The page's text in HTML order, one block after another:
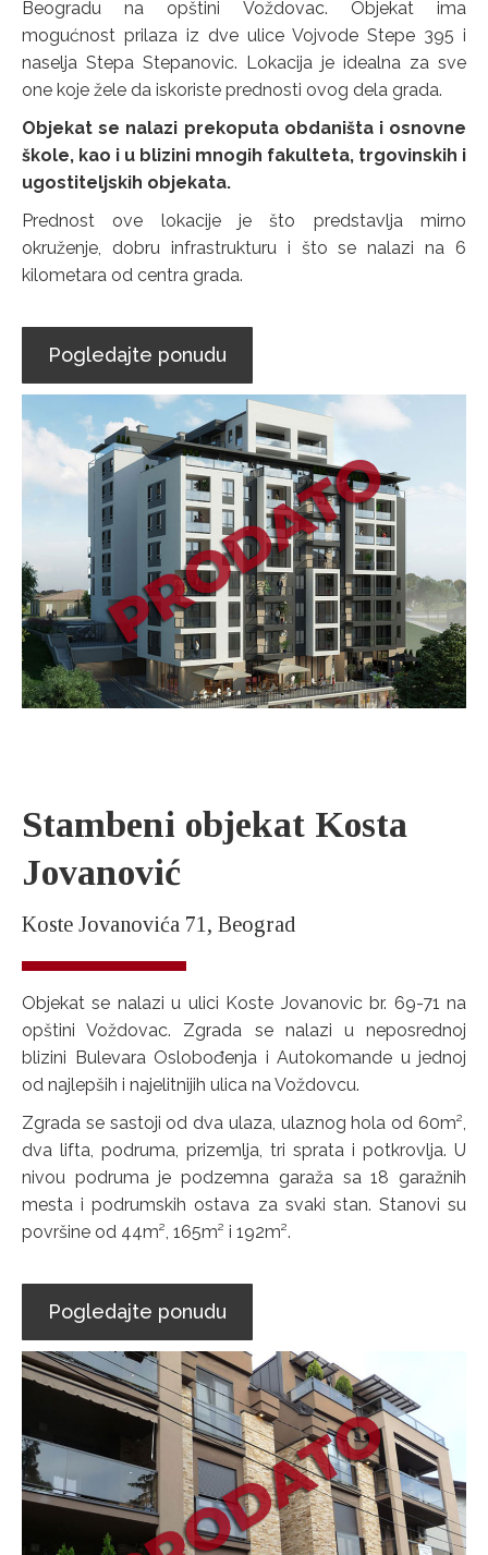
Beogradu na opštini Voždovac. Objekat ima
mogućnost prilaza iz dve ulice Vojvode Stepe 395 i
naselja Stepa Stepanovic. Lokacija je idealna za sve
one koje žele da iskoriste prednosti ovog dela grada.
Objekat se nalazi prekoputa obdaništa i osnovne
škole, kao i u blizini mnogih fakulteta, trgovinskih i
ugostiteljskih objekata.
Prednost ove lokacije je što predstavlja mirno
okruženje, dobru infrastrukturu i što se nalazi na 6
kilometara od centra grada.
Pogledajte ponudu
Stambeni objekat Kosta
Jovanović
Koste Jovanovića 71, Beograd
Objekat se nalazi u ulici Koste Jovanovic br. 69-71 na
opštini Voždovac. Zgrada se nalazi u neposrednoj
blizini Bulevara Oslobođenja i Autokomande u jednoj
od najlepših i najelitnijih ulica na Voždovcu.
Zgrada se sastoji od dva ulaza, ulaznog hola od 60m²,
dva lifta, podruma, prizemlja, tri sprata i potkrovlja. U
nivou podruma je podzemna garaža sa 18 garažnih
mesta i podrumskih ostava za svaki stan. Stanovi su
površine od 44m², 165m² i 192m².
Pogledajte ponudu